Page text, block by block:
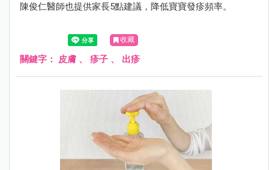
陳俊仁醫師也提供家長5點建議，降低寶寶發疹頻率。
收藏
關鍵字： 皮膚 、 疹子 、 出疹